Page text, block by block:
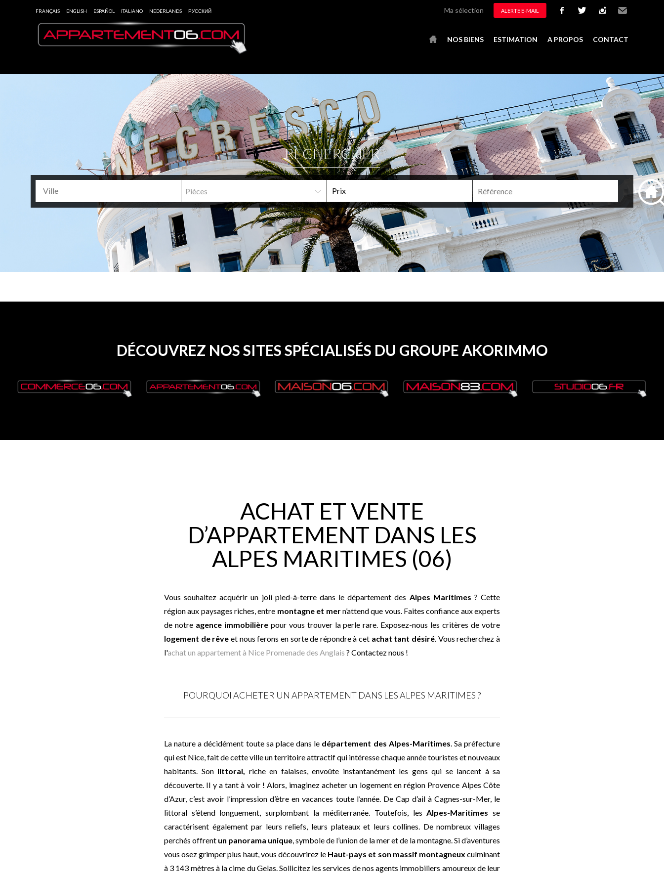
FRANÇAIS ENGLISH ESPAÑOL ITALIANO NEDERLANDS РУССКИЙ Ma sélection ALERTE E-MAIL
NOS BIENS ESTIMATION A PROPOS CONTACT
RECHERCHER
Pièces
DÉCOUVREZ NOS SITES SPÉCIALISÉS DU GROUPE AKORIMMO
ACHAT ET VENTE
D’APPARTEMENT DANS LES
ALPES MARITIMES (06)
Vous souhaitez acquérir un joli pied-à-terre dans le département des Alpes Maritimes ? Cette
région aux paysages riches, entre montagne et mern’attend que vous. Faites confiance aux experts
de notre agence immobilièrepour vous trouver la perle rare. Exposez-nous les critères de votre
logement de rêve et nous ferons en sorte de répondre à cet achat tant désiré. Vous recherchez à
l'achat un appartement à Nice Promenade des Anglais ? Contactez nous !
POURQUOI ACHETER UN APPARTEMENT DANS LES ALPES MARITIMES ?
La nature a décidément toute sa place dans le département des Alpes-Maritimes. Sa préfecture
qui est Nice, fait de cette ville un territoire attractif qui intéresse chaque année touristes et nouveaux
habitants. Sonlittoral, riche en falaises, envoûte instantanément les gens qui se lancent à sa
découverte. Il y a tant à voir ! Alors, imaginez acheter un logement en région Provence Alpes Côte
d’Azur, c’est avoir l’impression d’être en vacances toute l’année. De Cap d’ail à Cagnes-sur-Mer, le
littoral s’étend longuement, surplombant la méditerranée. Toutefois, lesAlpes-Maritimes se
caractérisent également par leurs reliefs, leurs plateaux et leurs collines. De nombreux villages
perchés offrent un panorama unique, symbole de l’union de la mer et de la montagne. Si d’aventures
vous osez grimper plus haut, vous découvrirez le Haut-pays et son massif montagneuxculminant
à 3 143 mètres à la cime du Gelas. Sollicitez les services de nos agents immobiliers amoureux de leur